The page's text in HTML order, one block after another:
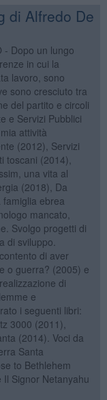
di Alfredo De
- Dopo un lungo
in cui la
lavoro, sono
sono cresciuto tra
del partito e circoli
e Servizi Pubblici
attività
(2012), Servizi
toscani (2014),
una vita al
(2018), Da
ebrea
mancato,
Svolgo progetti di
di sviluppo.
di aver
o guerra? (2005) e
di
e
i seguenti libri:
3000 (2011),
(2014). Voci da
Santa
to Bethlehem
Signor Netanyahu